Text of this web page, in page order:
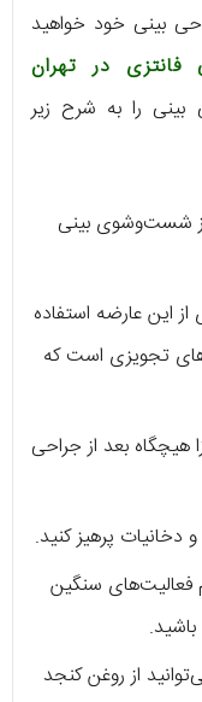
بینی خود خواهید
فانتزی در تهران
را به شرح زیر
از شست‌وشوی بینی
این عارضه استفاده
تجویزی است که
بعد از جراحی
پرهیز کنید.
فعالیت‌های سنگین
از روغن کنجد